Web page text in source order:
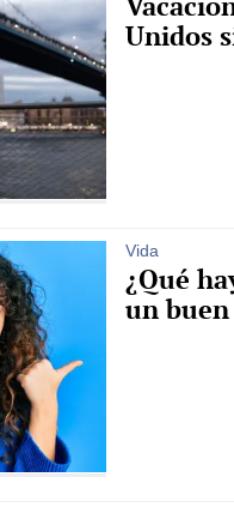
Unidos
Vida
¿Qué
un buen